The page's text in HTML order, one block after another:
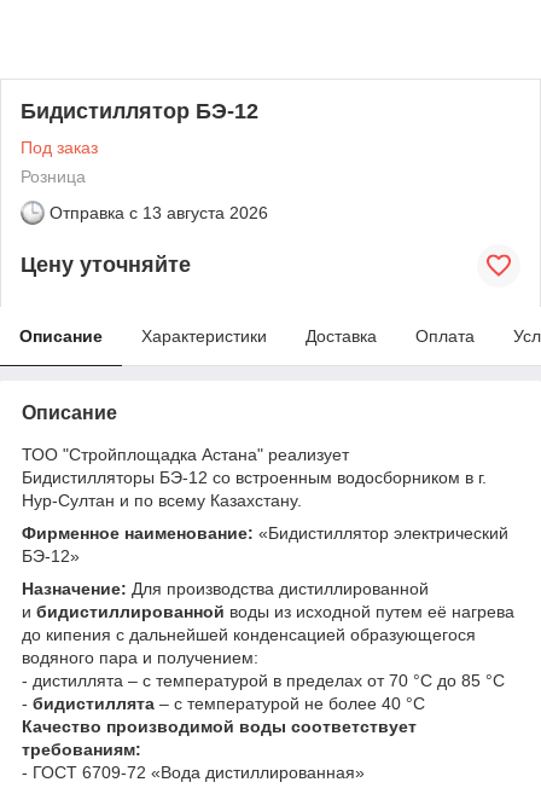
Бидистиллятор БЭ-12
Под заказ
Розница
Отправка с 13 августа 2026
Цену уточняйте
Описание Характеристики Доставка Оплата
Описание
ТОО "Стройплощадка Астана" реализует
Бидистилляторы БЭ-12 со встроенным водосборником в г.
Нур-Султан и по всему Казахстану.
Фирменное наименование: «Бидистиллятор электрический
БЭ-12»
Назначение: Для производства дистиллированной
и бидистиллированной воды из исходной путем её нагрева
до кипения с дальнейшей конденсацией образующегося
водяного пара и получением:
- дистиллята – с температурой в пределах от 70 °С до 85 °С
- бидистиллята – с температурой не более 40 °С
Качество производимой воды соответствует
требованиям:
- ГОСТ 6709-72 «Вода дистиллированная»